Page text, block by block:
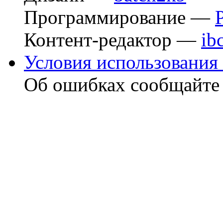
Программирование —
Контент-редактор —
Условия использования
Об ошибках